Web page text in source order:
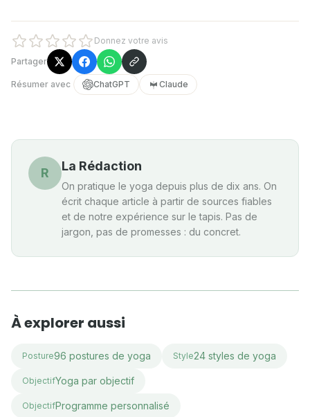
Donnez votre avis
Partager
Résumer avec ChatGPT Claude
R La Rédaction
On pratique le yoga depuis plus de dix ans. On
écrit chaque article à partir de sources fiables
et de notre expérience sur le tapis. Pas de
jargon, pas de promesses : du concret.
À explorer aussi
Posture96 postures de yoga Style24 styles de yoga
ObjectifYoga par objectif
ObjectifProgramme personnalisé